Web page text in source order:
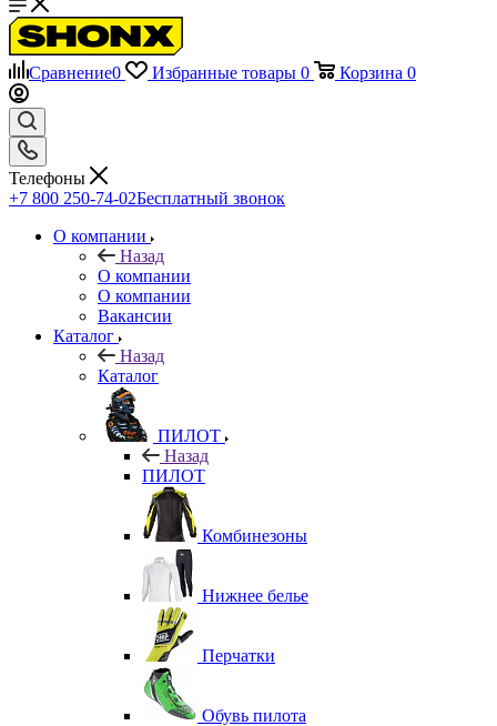
Сравнение0 Избранные товары 0 Корзина 0
Телефоны
+7 800 250-74-02Бесплатный звонок
О компании
Назад
О компании
О компании
Вакансии
Каталог
Назад
Каталог
ПИЛОТ
Назад
ПИЛОТ
Комбинезоны
Нижнее белье
Перчатки
Обувь пилота